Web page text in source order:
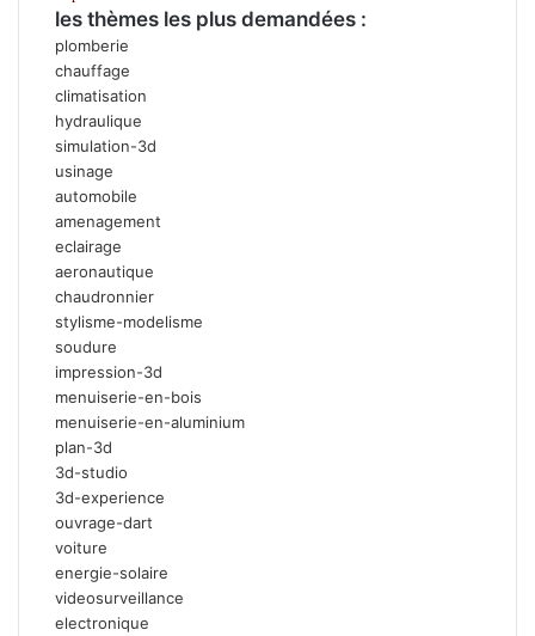
les thèmes les plus demandées :
plomberie
chauffage
climatisation
hydraulique
simulation-3d
usinage
automobile
amenagement
eclairage
aeronautique
chaudronnier
stylisme-modelisme
soudure
impression-3d
menuiserie-en-bois
menuiserie-en-aluminium
plan-3d
3d-studio
3d-experience
ouvrage-dart
voiture
energie-solaire
videosurveillance
electronique